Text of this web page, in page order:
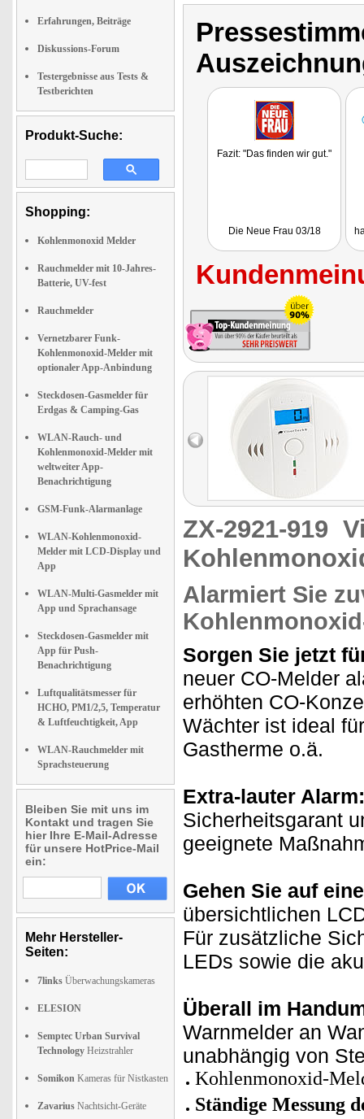
Erfahrungen, Beiträge
Diskussions-Forum
Testergebnisse aus Tests &
Testberichten
Produkt-Suche:
Shopping:
Kohlenmonoxid Melder
Rauchmelder mit 10-Jahres-
Batterie, UV-fest
Rauchmelder
Vernetzbarer Funk-
Kohlenmonoxid-Melder mit
optionaler App-Anbindung
Steckdosen-Gasmelder für
Erdgas & Camping-Gas
WLAN-Rauch- und
Kohlenmonoxid-Melder mit
weltweiter App-
Benachrichtigung
GSM-Funk-Alarmanlage
WLAN-Kohlenmonoxid-
Melder mit LCD-Display und
App
WLAN-Multi-Gasmelder mit
App und Sprachansage
Steckdosen-Gasmelder mit
App für Push-
Benachrichtigung
Luftqualitätsmesser für
HCHO, PM1/2,5, Temperatur
& Luftfeuchtigkeit, App
WLAN-Rauchmelder mit
Sprachsteuerung
Bleiben Sie mit uns im
Kontakt und tragen Sie
hier Ihre E-Mail-Adresse
für unsere HotPrice-Mail
ein:
Mehr Hersteller-
Seiten:
7links Überwachungskameras
ELESION
Semptec Urban Survival
Technology Heizstrahler
Somikon Kameras für Nistkasten
Zavarius Nachtsicht-Geräte
Fazit: "Das finden wir gut."
Die Neue Frau 03/18
ZX-2921-919
Alarmiert Sie
Sorgen Sie jetzt
neuer CO-Melder
erhöhten CO-
Wächter ist ideal
Gastherme o.ä.
Extra-lauter Alarm:
Sicherheitsgarant
geeignete
Gehen Sie auf
übersichtlichen
Für zusätzliche
LEDs sowie die
Überall im
Warnmelder an
unabhängig von
Kohlenmonoxid-
Ständige Messung